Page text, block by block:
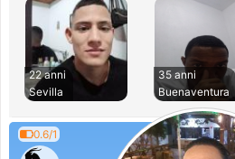
22 anni
Sevilla
35 anni
Buenaventura
0.6/1